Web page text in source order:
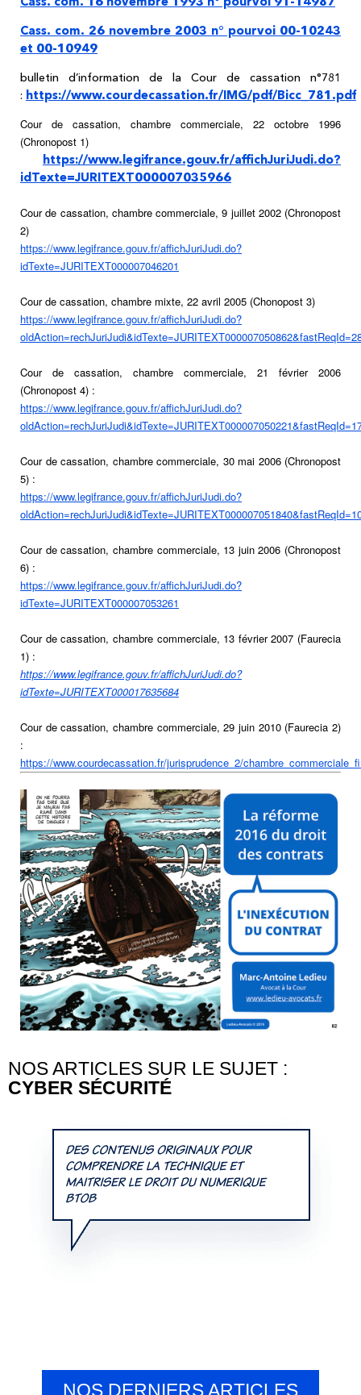
Cass. com. 26 novembre 2003 n° pourvoi 00-10243
et 00-10949
bulletin d’information de la Cour de cassation n°781
: https://www.courdecassation.fr/IMG/pdf/Bicc_781.pdf
Cour de cassation, chambre commerciale, 22 octobre 1996
(Chronopost 1)
https://www.legifrance.gouv.fr/affichJuriJudi.do?
idTexte=JURITEXT000007035966
Cour de cassation, chambre commerciale, 9 juillet 2002 (Chronopost
2)
https://www.legifrance.gouv.fr/affichJuriJudi.do?
idTexte=JURITEXT000007046201
Cour de cassation, chambre mixte, 22 avril 2005 (Chonopost 3)
https://www.legifrance.gouv.fr/affichJuriJudi.do?
Cour de cassation, chambre commerciale, 21 février 2006
(Chronopost 4) :
https://www.legifrance.gouv.fr/affichJuriJudi.do?
Cour de cassation, chambre commerciale, 30 mai 2006 (Chronopost
5) :
https://www.legifrance.gouv.fr/affichJuriJudi.do?
Cour de cassation, chambre commerciale, 13 juin 2006 (Chronopost
6) :
https://www.legifrance.gouv.fr/affichJuriJudi.do?
idTexte=JURITEXT000007053261
Cour de cassation, chambre commerciale, 13 février 2007 (Faurecia
1) :
https://www.legifrance.gouv.fr/affichJuriJudi.do?
idTexte=JURITEXT000017635684
Cour de cassation, chambre commerciale, 29 juin 2010 (Faurecia 2)
:
https://www.courdecassation.fr/jurisprudence_2/
NOS ARTICLES SUR LE SUJET :
CYBER SÉCURITÉ
NOS DERNIERS ARTICLES